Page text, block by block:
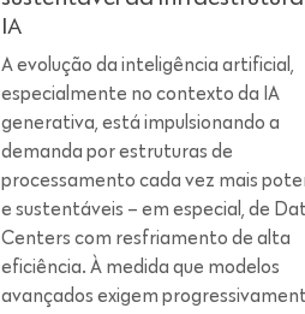
IA
A evolução da inteligência artificial,
especialmente no contexto da IA
generativa, está impulsionando a
demanda por estruturas de
processamento cada vez mais
e sustentáveis – em especial, de
Centers com resfriamento de alta
eficiência. À medida que modelos
avançados exigem